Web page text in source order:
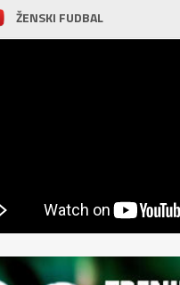
ŽENSKI FUDBAL